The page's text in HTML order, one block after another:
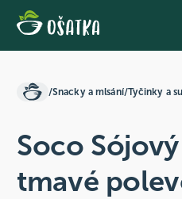
/Snacky a mlsání/Tyčinky a
Soco
tmavé